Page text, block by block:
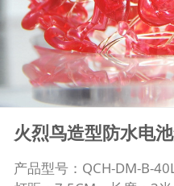
火烈鸟造型防水电
产品型号：QCH-DM-B-